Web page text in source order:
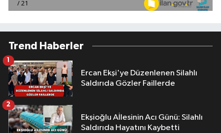
Trend Haberler
Ercan Ekşi'ye Düzenlenen Silahlı
Saldırıda Gözler Faillerde
1
Ekşioğlu Aİlesinin Acı Günü: Silahlı
Saldırıda Hayatını Kaybetti
2